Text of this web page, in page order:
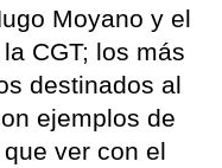
Moyano y el
CGT; los más
destinados al
ejemplos de
ver con el